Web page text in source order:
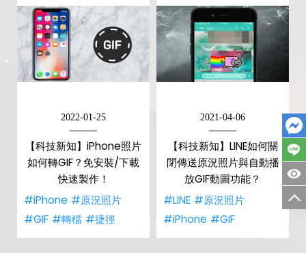
2022-01-25
【科技新知】iPhone照片
如何轉GIF？免安裝/下載
快速製作！
#iPhone #原況照片
#GIF #轉檔 #捷徑
2021-04-06
【科技新知】LINE如何關
閉傳送原況照片與自動播
放GIF動圖功能？
#LINE #原況照片
#iPhone #GIF